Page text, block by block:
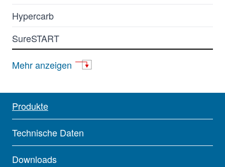
Hypercarb
SureSTART
BetaBasic
BetaSil
DNAPac
Mehr anzeigen
Produkte
Technische Daten
Downloads